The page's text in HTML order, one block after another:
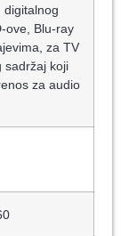
digitalnog
ove, Blu-ray
za TV
sadržaj koji
za audio